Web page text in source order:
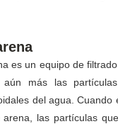
es un equipo de
aún más las
del agua. Cuando
las partículas